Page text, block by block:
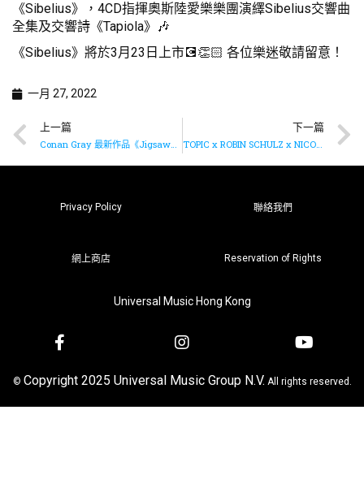
《Sibelius》，4CD指揮奧斯陸愛樂樂團演繹Sibelius交響曲
全集及交響詩《Tapiola》🎶
《Sibelius》將於3月23日上市💽👏🏻 各位樂迷敬請留意！
一月 27, 2022
上一篇
Conan Gray 最新作品《Jigsaw》歌詞MV現已推出
下一篇
TOPIC x ROBIN SCHULZ x NICO SANTOS x PAUL VAN DYK 合作推出全新單曲《In Your Arms (For An Angel)》
Privacy Policy 聯絡我們
網上商店 Reservation of Rights
Universal Music Hong Kong
© Copyright 2025 Universal Music Group N.V. All rights reserved.